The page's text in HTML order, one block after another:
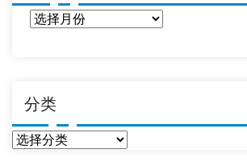
分类
分